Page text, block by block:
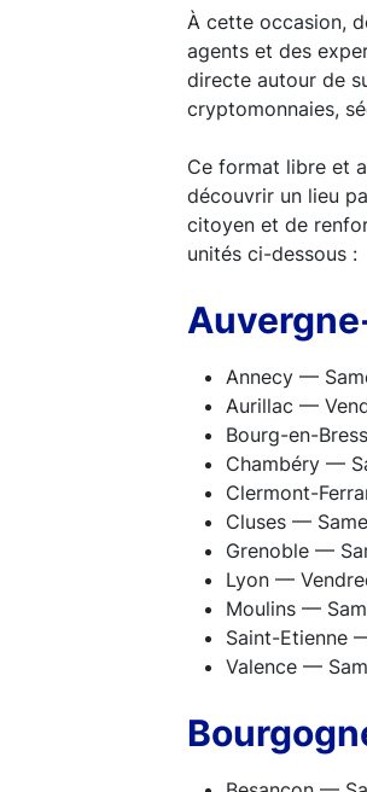
À cette occasion,
agents et des
directe autour de
cryptomonnaies,
Ce format libre et
découvrir un lieu
citoyen et de
unités ci-dessous :
Annecy —
Aurillac —
Bourg-en-
Chambéry —
Clermont-
Cluses —
Grenoble —
Lyon —
Moulins —
Saint-Etienne
Valence —